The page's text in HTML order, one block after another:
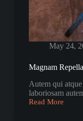
May 24,
Magnam
Autem qui
laboriosam
Read More
Magnam